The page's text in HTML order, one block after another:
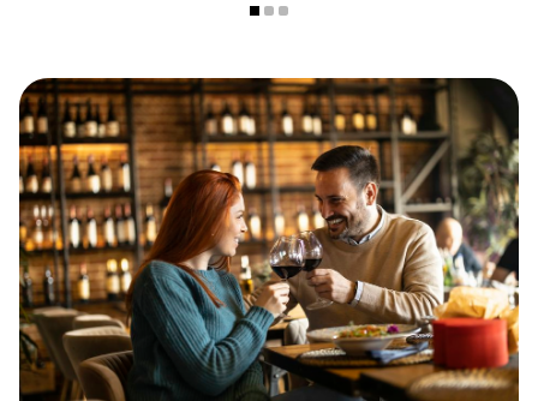
infozuid@thetravelleramsterdam.nl
Openingstijden
Maandag: 12:00 - 01:00
Dinsdag: 12:00 - 01:00
Woensdag: 12:00 - 01:00
Donderdag: 12:00 - 01:00
Vrijdag: 12:00 - 01:00
Zaterdag: 12:00 - 01:00
Zondag: 12:00 - 22:00